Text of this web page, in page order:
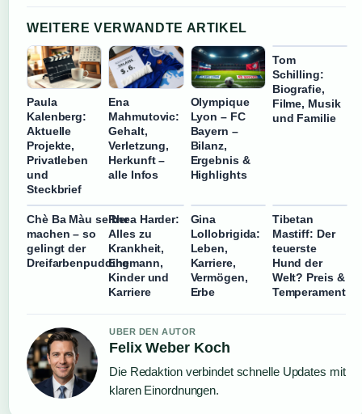
WEITERE VERWANDTE ARTIKEL
Paula
Kalenberg:
Aktuelle
Projekte,
Privatleben
und
Steckbrief
Ena
Mahmutovic:
Gehalt,
Verletzung,
Herkunft –
alle Infos
Olympique
Lyon – FC
Bayern –
Bilanz,
Ergebnis &
Highlights
Tom
Schilling:
Biografie,
Filme, Musik
und Familie
Chè Ba Màu selber
machen – so
gelingt der
Dreifarbenpudding
Rhea Harder:
Alles zu
Krankheit,
Ehemann,
Kinder und
Karriere
Gina
Lollobrigida:
Leben,
Karriere,
Vermögen,
Erbe
Tibetan
Mastiff: Der
teuerste
Hund der
Welt? Preis &
Temperament
UBER DEN AUTOR
Felix Weber Koch
Die Redaktion verbindet schnelle Updates mit
klaren Einordnungen.